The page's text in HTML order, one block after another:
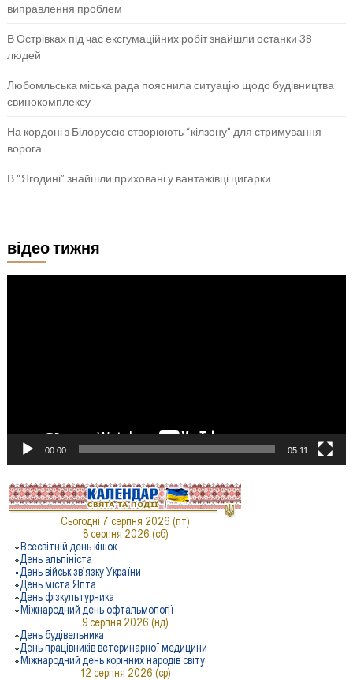
виправлення проблем
В Острівках під час ексгумаційних робіт знайшли останки 38
людей
Любомльська міська рада пояснила ситуацію щодо будівництва
свинокомплексу
На кордоні з Білоруссю створюють “кілзону” для стримування
ворога
В “Ягодині” знайшли приховані у вантажівці цигарки
відео тижня
00:00 05:11